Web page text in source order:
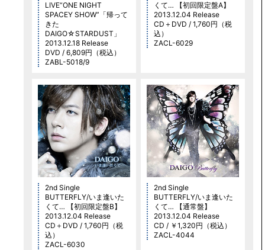
LIVE“ONE NIGHT
SPACEY SHOW”「帰って
きた
DAIGO☆STARDUST」
2013.12.18 Release
DVD / 6,809円（税込）
ZABL-5018/9
くて… 【初回限定盤A】
2013.12.04 Release
CD＋DVD / 1,760円（税
込）
ZACL-6029
2nd Single
BUTTERFLY/いま逢いた
くて… 【初回限定盤B】
2013.12.04 Release
CD＋DVD / 1,760円（税
込）
ZACL-6030
2nd Single
BUTTERFLY/いま逢いた
くて… 【通常盤】
2013.12.04 Release
CD / ￥1,320円（税込）
ZACL-4044